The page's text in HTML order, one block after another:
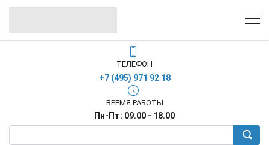
ТЕЛЕФОН
+7 (495) 971 92 18
ВРЕМЯ РАБОТЫ
Пн-Пт: 09.00 - 18.00